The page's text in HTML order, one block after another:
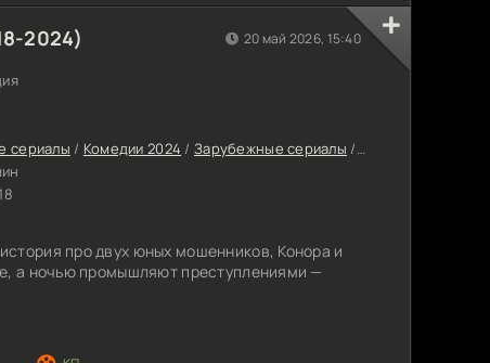
2024)
сериалы / Комедии 2024 /Зарубежные сериалы / Новинки
про двух юных мошенников, Конора и
а ночью промышляют преступлениями —
20 май 2026, 15:40